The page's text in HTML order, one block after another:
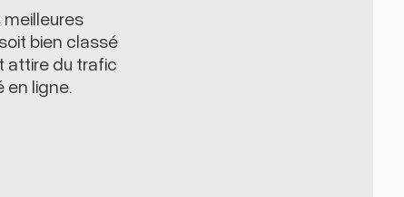
bien classé
attire du trafic
ligne.